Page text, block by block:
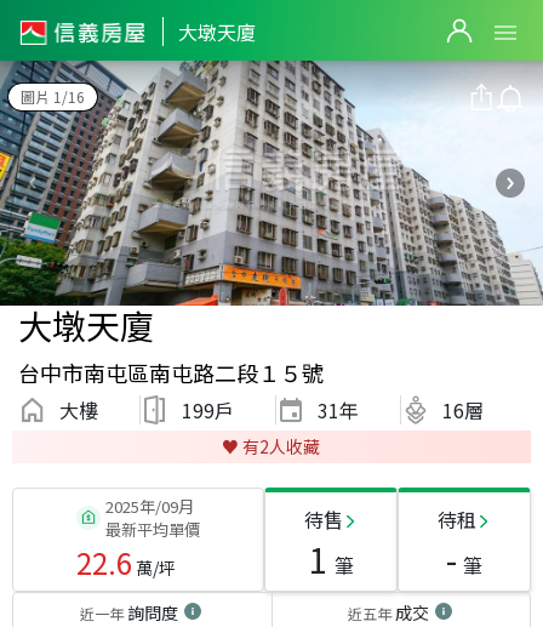
大墩天廈
圖片 1/16
大墩天廈
台中市南屯區南屯路二段１５號
大樓 199戶 31年 16層
♥️ 有2人收藏
2025年/09月
最新平均單價
22.6 萬/坪
待售
1 筆
待租
- 筆
近一年詢問度 近五年成交